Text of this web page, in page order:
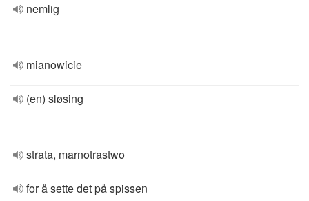
nemlig
mianowicie
(en) sløsing
strata, marnotrastwo
for å sette det på spissen